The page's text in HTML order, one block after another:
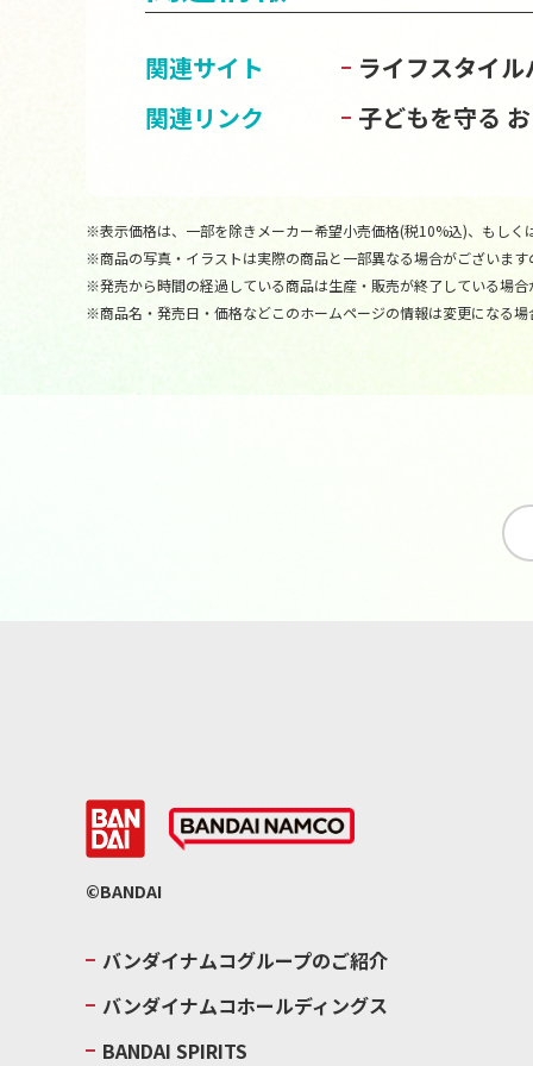
関連サイト
ライフスタイ
関連リンク
子どもを守る
※表示価格は、一部を除きメーカー希望小売価格(税10%込)、もしく
※商品の写真・イラストは実際の商品と一部異なる場合がございま
※発売から時間の経過している商品は生産・販売が終了している場
※商品名・発売日・価格などこのホームページの情報は変更になる
©BANDAI
バンダイナムコグループのご紹介
バンダイナムコホールディングス
BANDAI SPIRITS